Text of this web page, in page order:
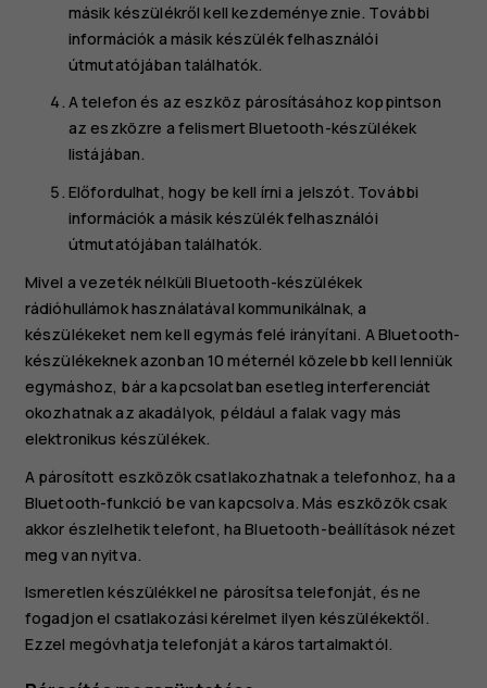
másik készülékről kell kezdeményeznie. További
információk a másik készülék felhasználói
útmutatójában találhatók.
A telefon és az eszköz párosításához koppintson
az eszközre a felismert Bluetooth-készülékek
listájában.
Előfordulhat, hogy be kell írni a jelszót. További
információk a másik készülék felhasználói
útmutatójában találhatók.
Mivel a vezeték nélküli Bluetooth-készülékek
rádióhullámok használatával kommunikálnak, a
készülékeket nem kell egymás felé irányítani. A Bluetooth-
készülékeknek azonban 10 méternél közelebb kell lenniük
egymáshoz, bár a kapcsolatban esetleg interferenciát
okozhatnak az akadályok, például a falak vagy más
elektronikus készülékek.
A párosított eszközök csatlakozhatnak a telefonhoz, ha a
Bluetooth-funkció be van kapcsolva. Más eszközök csak
akkor észlelhetik telefont, ha Bluetooth-beállítások nézet
meg van nyitva.
Ismeretlen készülékkel ne párosítsa telefonját, és ne
fogadjon el csatlakozási kérelmet ilyen készülékektől.
Ezzel megóvhatja telefonját a káros tartalmaktól.